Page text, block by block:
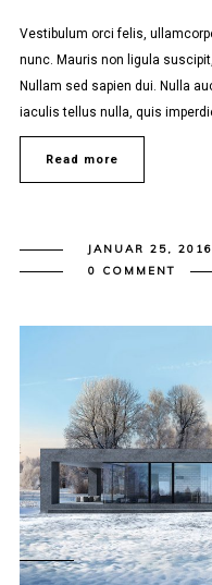
Vestibulum orci felis,
nunc. Mauris non ligula
Nullam sed sapien dui. Nulla
iaculis tellus nulla, quis
Read more
JANUAR 25, 2016
0 COMMENT